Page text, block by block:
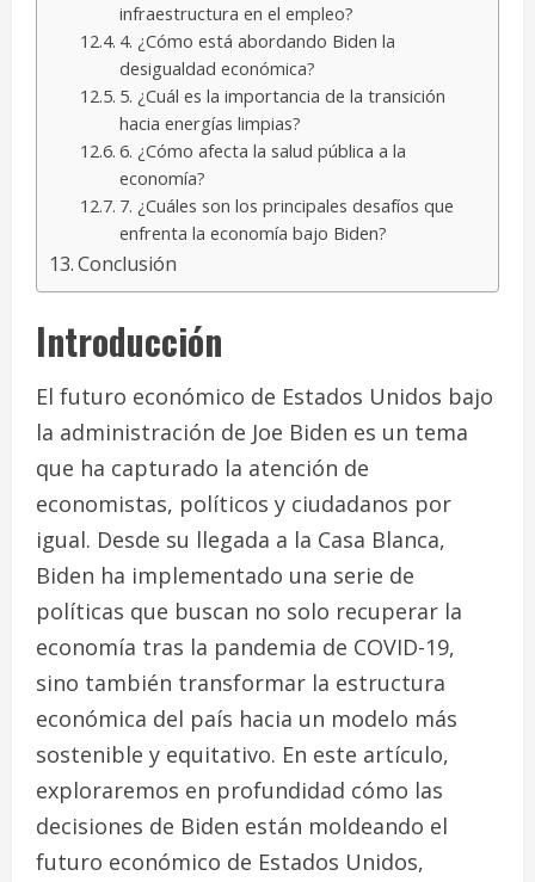
infraestructura en el empleo?
4. ¿Cómo está abordando Biden la
desigualdad económica?
5. ¿Cuál es la importancia de la transición
hacia energías limpias?
6. ¿Cómo afecta la salud pública a la
economía?
7. ¿Cuáles son los principales desafíos que
enfrenta la economía bajo Biden?
Conclusión
Introducción
El futuro económico de Estados Unidos bajo
la administración de Joe Biden es un tema
que ha capturado la atención de
economistas, políticos y ciudadanos por
igual. Desde su llegada a la Casa Blanca,
Biden ha implementado una serie de
políticas que buscan no solo recuperar la
economía tras la pandemia de COVID-19,
sino también transformar la estructura
económica del país hacia un modelo más
sostenible y equitativo. En este artículo,
exploraremos en profundidad cómo las
decisiones de Biden están moldeando el
futuro económico de Estados Unidos,